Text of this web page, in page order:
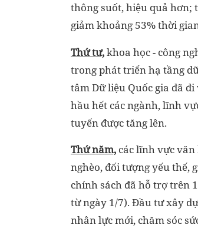
thông suốt, hiệu quả hơn;
giảm khoảng 53% thời
Thứ tư,khoa học - công
trong phát triển hạ tầng
tâm Dữ liệu Quốc gia đã
hầu hết các ngành, lĩnh
tuyến được tăng lên.
Thứ năm, các lĩnh vực
nghèo, đối tượng yếu thế,
chính sách đã hỗ trợ trên
từ ngày 1/7). Đầu tư xây
nhân lực mới, chăm sóc